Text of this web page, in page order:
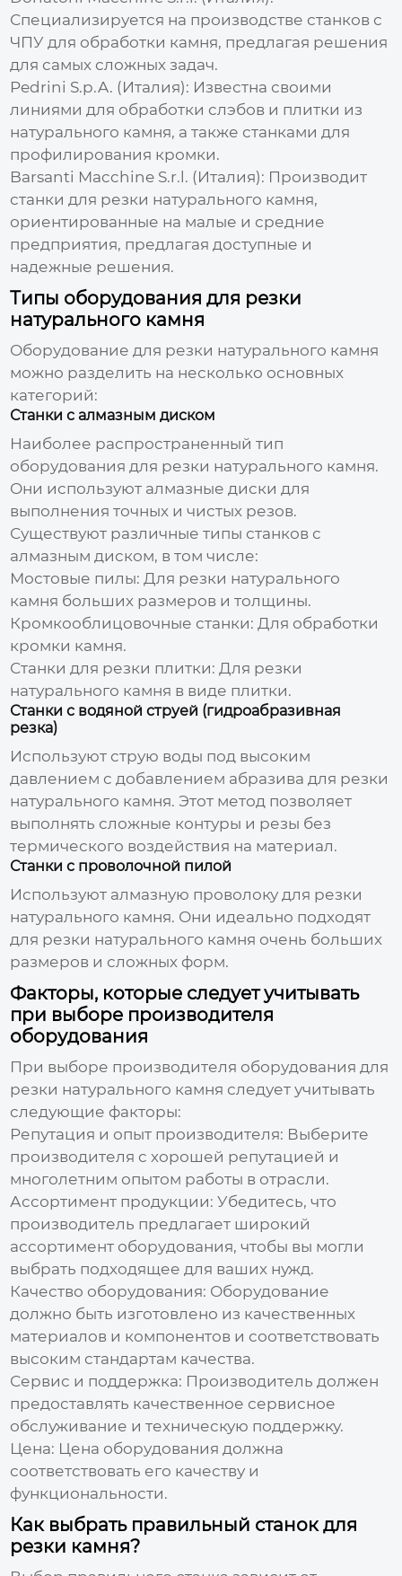
Специализируется на производстве станков с
ЧПУ для обработки камня, предлагая решения
для самых сложных задач.
Pedrini S.p.A. (Италия): Известна своими
линиями для обработки слэбов и плитки из
натурального камня, а также станками для
профилирования кромки.
Barsanti Macchine S.r.l. (Италия): Производит
станки для резки натурального камня,
ориентированные на малые и средние
предприятия, предлагая доступные и
надежные решения.
Типы оборудования для резки
натурального камня
Оборудование для резки натурального камня
можно разделить на несколько основных
категорий:
Станки с алмазным диском
Наиболее распространенный тип
оборудования для резки натурального камня.
Они используют алмазные диски для
выполнения точных и чистых резов.
Существуют различные типы станков с
алмазным диском, в том числе:
Мостовые пилы: Для резки натурального
камня больших размеров и толщины.
Кромкооблицовочные станки: Для обработки
кромки камня.
Станки для резки плитки: Для резки
натурального камня в виде плитки.
Станки с водяной струей (гидроабразивная
резка)
Используют струю воды под высоким
давлением с добавлением абразива для резки
натурального камня. Этот метод позволяет
выполнять сложные контуры и резы без
термического воздействия на материал.
Станки с проволочной пилой
Используют алмазную проволоку для резки
натурального камня. Они идеально подходят
для резки натурального камня очень больших
размеров и сложных форм.
Факторы, которые следует учитывать
при выборе производителя
оборудования
При выборе производителя оборудования для
резки натурального камня следует учитывать
следующие факторы:
Репутация и опыт производителя: Выберите
производителя с хорошей репутацией и
многолетним опытом работы в отрасли.
Ассортимент продукции: Убедитесь, что
производитель предлагает широкий
ассортимент оборудования, чтобы вы могли
выбрать подходящее для ваших нужд.
Качество оборудования: Оборудование
должно быть изготовлено из качественных
материалов и компонентов и соответствовать
высоким стандартам качества.
Сервис и поддержка: Производитель должен
предоставлять качественное сервисное
обслуживание и техническую поддержку.
Цена: Цена оборудования должна
соответствовать его качеству и
функциональности.
Как выбрать правильный станок для
резки камня?